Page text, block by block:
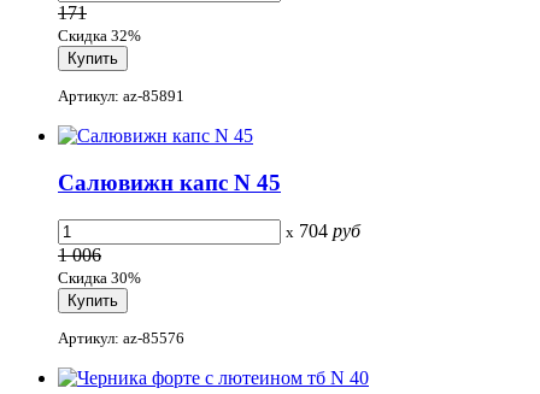
171
Скидка 32%
Артикул: az-85891
Салювижн капс N 45
x 704 руб
1 006
Скидка 30%
Артикул: az-85576